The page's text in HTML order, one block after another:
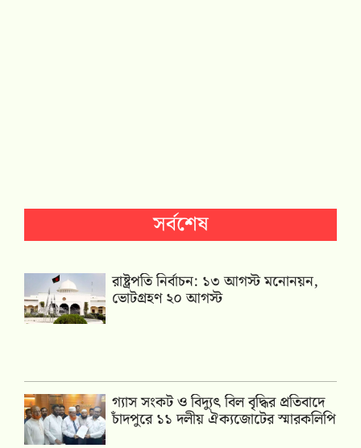
সর্বশেষ
রাষ্ট্রপতি নির্বাচন: ১৩ আগস্ট মনোনয়ন,
ভোটগ্রহণ ২০ আগস্ট
গ্যাস সংকট ও বিদ্যুৎ বিল বৃদ্ধির প্রতিবাদে
চাঁদপুরে ১১ দলীয় ঐক্যজোটের স্মারকলিপি